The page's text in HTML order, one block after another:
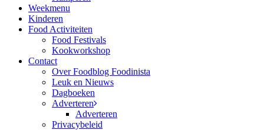
Weekmenu
Kinderen
Food Activiteiten
Food Festivals
Kookworkshop
Contact
Over Foodblog Foodinista
Leuk en Nieuws
Dagboeken
Adverteren
Adverteren
Privacybeleid